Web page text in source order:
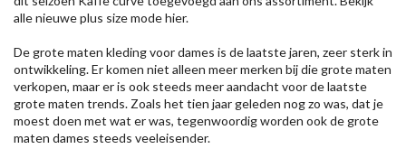
alle nieuweplus size modehier.
De grote maten kleding voor dames is de laatste jaren, zeer sterk in
ontwikkeling. Er komen niet alleen meer merken bij die grote maten
verkopen, maar er is ook steeds meer aandacht voor de laatste
grote maten trends. Zoals het tien jaar geleden nog zo was, dat je
moest doen met wat er was, tegenwoordig worden ook de grote
maten dames steeds veeleisender.